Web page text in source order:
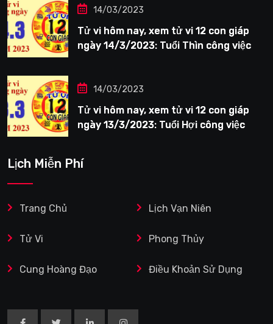
14/03/2023
Tử vi hôm nay, xem tử vi 12 con giáp
ngày 14/3/2023: Tuổi Thìn công việc
14/03/2023
Tử vi hôm nay, xem tử vi 12 con giáp
ngày 13/3/2023: Tuổi Hợi công việc
Lịch Miễn Phí
Trang Chủ Lịch Vạn Niên
Tử Vi Phong Thủy
Cung Hoàng Đạo Điều Khoản Sử Dụng